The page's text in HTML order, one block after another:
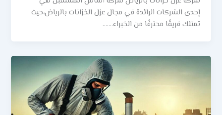
إحدى الشركات الرائدة في مجال عزل الخزانات بالرياض،حيث
تمتلك فريقًا محترفًا من الخبراء…….